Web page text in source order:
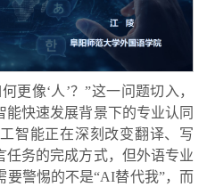
更像‘人’？”这一问题切入，
能快速发展背景下的专业认同
智能正在深刻改变翻译、写
务的完成方式，但外语专业
警惕的不是“AI替代我”，而